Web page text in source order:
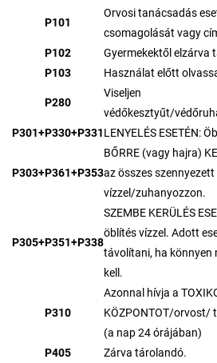
P101
Orvosi tanácsadás
csomagolását vagy
P102
Gyermekektől elzárva
P103
Használat előtt
P280
Viseljen
védőkesztyűt/
P301+P330+P331LENYELÉS ESETÉN:
P303+P361+P353
BŐRRE (vagy hajra)
az összes
vízzel/zuhanyozzon.
P305+P351+P338
SZEMBE KERÜLÉS
öblítés vízzel. Adott
távolítani, ha
kell.
P310
Azonnal hívja a
KÖZPONTOT/orvost/
(a nap 24 órájában)
P405
Zárva tárolandó.